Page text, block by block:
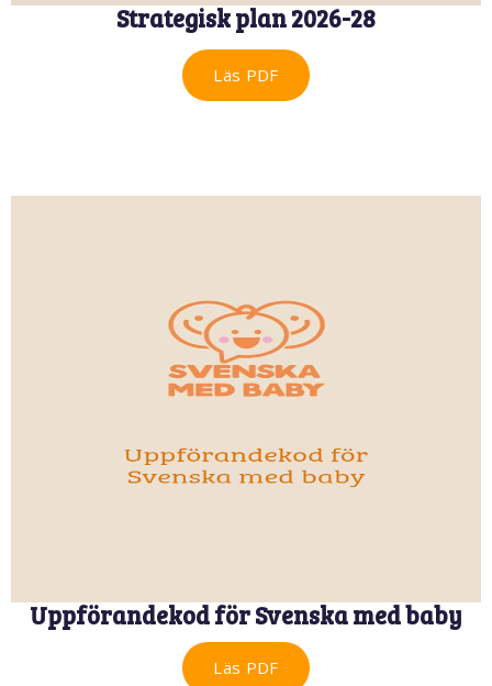
Strategisk plan 2026-28
Läs PDF
Uppförandekod för Svenska med baby
Läs PDF